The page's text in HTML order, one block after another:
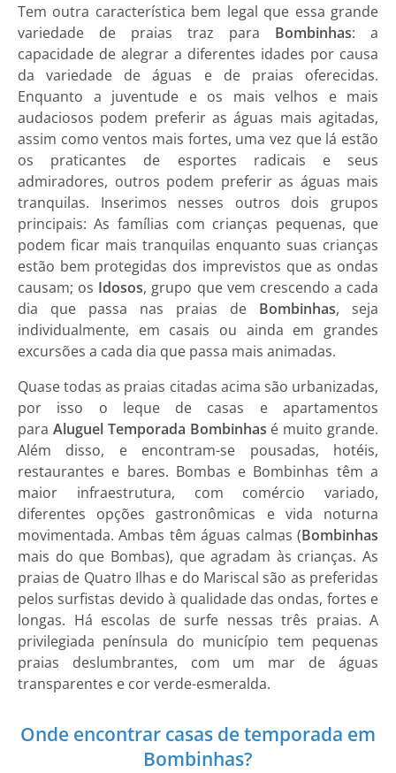
Tem outra característica bem legal que essa grande
variedade de praias traz para Bombinhas: a
capacidade de alegrar a diferentes idades por causa
da variedade de águas e de praias oferecidas.
Enquanto a juventude e os mais velhos e mais
audaciosos podem preferir as águas mais agitadas,
assim como ventos mais fortes, uma vez que lá estão
os praticantes de esportes radicais e seus
admiradores, outros podem preferir as águas mais
tranquilas. Inserimos nesses outros dois grupos
principais: As famílias com crianças pequenas, que
podem ficar mais tranquilas enquanto suas crianças
estão bem protegidas dos imprevistos que as ondas
causam; os Idosos, grupo que vem crescendo a cada
dia que passa nas praias de Bombinhas, seja
individualmente, em casais ou ainda em grandes
excursões a cada dia que passa mais animadas.
Quase todas as praias citadas acima são urbanizadas,
por isso o leque de casas e apartamentos
para Aluguel Temporada Bombinhas é muito grande.
Além disso, e encontram-se pousadas, hotéis,
restaurantes e bares. Bombas e Bombinhas têm a
maior infraestrutura, com comércio variado,
diferentes opções gastronômicas e vida noturna
movimentada. Ambas têm águas calmas (Bombinhas
mais do que Bombas), que agradam às crianças. As
praias de Quatro Ilhas e do Mariscal são as preferidas
pelos surfistas devido à qualidade das ondas, fortes e
longas. Há escolas de surfe nessas três praias. A
privilegiada península do município tem pequenas
praias deslumbrantes, com um mar de águas
transparentes e cor verde-esmeralda.
Onde encontrar casas de temporada em
Bombinhas?